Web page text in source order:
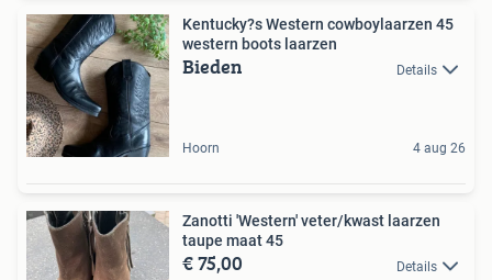
Kentucky?s Western cowboylaarzen 45
western boots laarzen
Bieden Details
Hoorn 4 aug 26
Zanotti 'Western' veter/kwast laarzen
taupe maat 45
€ 75,00 Details